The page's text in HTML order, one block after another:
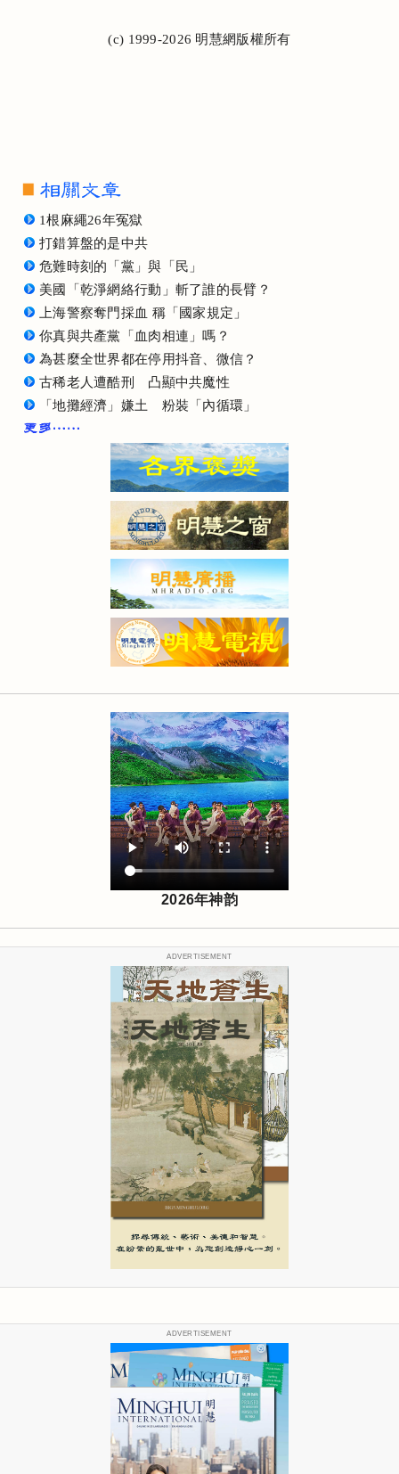
(c) 1999-2026 明慧網版權所有
1根麻繩26年冤獄
打錯算盤的是中共
危難時刻的「黨」與「民」
美國「乾淨網絡行動」斬了誰的長臂？
上海警察奪門採血 稱「國家規定」
你真與共產黨「血肉相連」嗎？
為甚麼全世界都在停用抖音、微信？
古稀老人遭酷刑 凸顯中共魔性
「地攤經濟」嫌土 粉裝「內循環」
2026年神韵
ADVERTISEMENT
ADVERTISEMENT